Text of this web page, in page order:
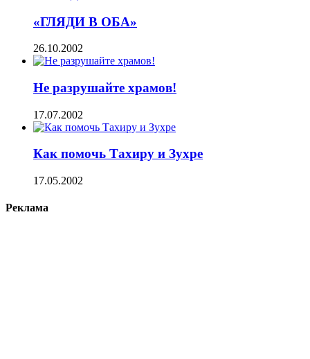
«ГЛЯДИ В ОБА»
26.10.2002
Не разрушайте храмов!
17.07.2002
Как помочь Тахиру и Зухре
17.05.2002
Реклама